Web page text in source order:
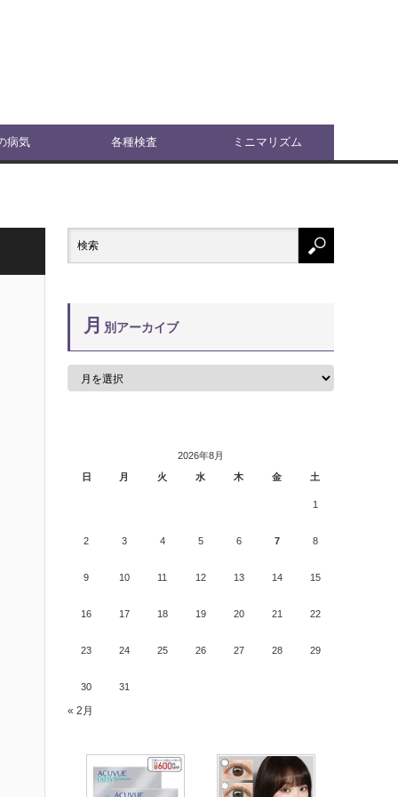
病気 各種検査 ミニマリズム
月 別アーカイブ
2026年8月
日
月 火 水 木 金 土
1
2 3 4 5 6 7 8
9 10 11 12 13 14 15
16 17 18 19 20 21 22
23 24 25 26 27 28 29
30 31
« 2月